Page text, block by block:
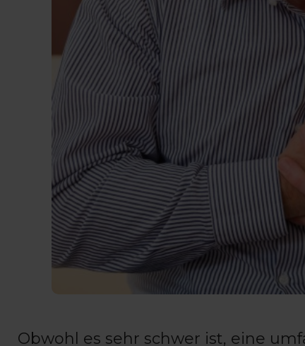
Obwohl es sehr schwer ist, eine